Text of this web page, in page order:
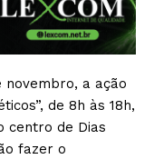
novembro, a ação
de 8h às 18h,
centro de Dias
fazer o